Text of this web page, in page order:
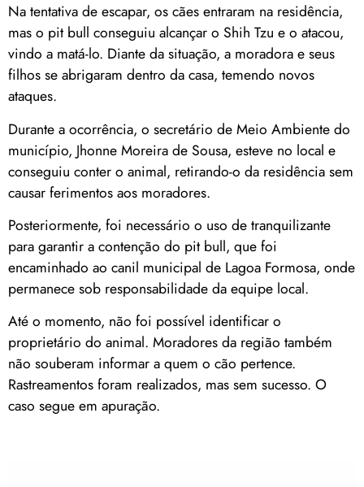
Na tentativa de escapar, os cães entraram na residência,
mas o pit bull conseguiu alcançar o Shih Tzu e o atacou,
vindo a matá-lo. Diante da situação, a moradora e seus
filhos se abrigaram dentro da casa, temendo novos
ataques.
Durante a ocorrência, o secretário de Meio Ambiente do
município, Jhonne Moreira de Sousa, esteve no local e
conseguiu conter o animal, retirando-o da residência sem
causar ferimentos aos moradores.
Posteriormente, foi necessário o uso de tranquilizante
para garantir a contenção do pit bull, que foi
encaminhado ao canil municipal de Lagoa Formosa, onde
permanece sob responsabilidade da equipe local.
Até o momento, não foi possível identificar o
proprietário do animal. Moradores da região também
não souberam informar a quem o cão pertence.
Rastreamentos foram realizados, mas sem sucesso. O
caso segue em apuração.